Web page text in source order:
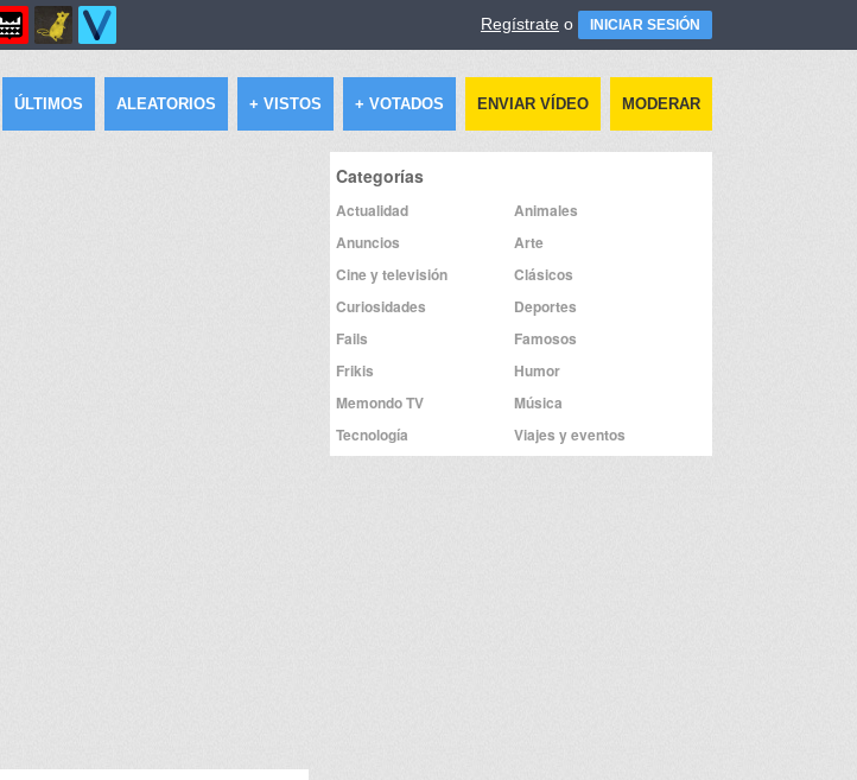
Regístrate o INICIAR SESIÓN
ÚLTIMOS ALEATORIOS + VISTOS + VOTADOS ENVIAR VÍDEO MODERAR
Categorías
Actualidad
Animales
Anuncios
Arte
Cine y televisión
Clásicos
Curiosidades
Deportes
Fails
Famosos
Frikis
Humor
Memondo TV
Música
Tecnología
Viajes y eventos